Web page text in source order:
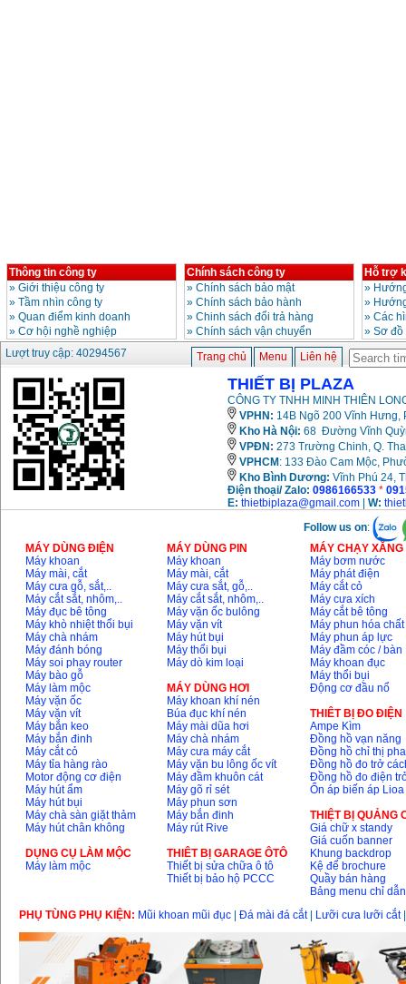
Máy cắt góc đa năng
Makita LS1019L
(1510W)
:14068000
Bộ máy khoan 100
13RE (650W)
Giá
Máy khoan Bosch
GSB 16RE (750W)
Giá:1850000
GX160 (5.5HP)
Giá: 7200000
Máy mài 100mm
Makita 9553B (710W)
Giá:1296000
Thông tin công ty
» Giới thiệu công ty
» Tầm nhìn công ty
» Quan điểm kinh doanh
» Cơ hội nghề nghiệp
Chính sách công ty
» Chính sách bảo mật
» Chính sách bảo hành
» Chinh sách đổi trả hàng
» Chính sách vận chuyển
Hỗ trợ
»
»
» Các
» Sơ
Lượt truy cập: 40294567
Trang chủ Menu Liên hệ
THIẾT BỊ PLAZA
CÔNG TY TNHH MINH THIÊN
VPHN: 14B Ngõ 200 Vĩnh Hưng,
Kho Hà Nội: 68 Đường Vĩnh
VPĐN: 273 Trường Chinh, Q.
VPHCM : 133 Đào Cam Mộc,
Kho Bình Dương: Vĩnh Phú 24,
Điện thoại/ Zalo: 0986166533 *
E: thietbiplaza@gmail.com W:
Follow us on:
MÁY DÙNG ĐIỆN
Máy khoan
Máy mài, cắt
Máy cưa gỗ, sắt,..
Máy cắt sắt, nhôm,..
Máy đục bê tông
Máy khò nhiệt thổi bụi
Máy chà nhám
Máy đánh bóng
Máy soi phay router
Máy bào gỗ
Máy làm mộc
Máy vặn ốc
Máy vặn vít
Máy bắn keo
Máy bắn đinh
Máy cắt cỏ
Máy tỉa hàng rào
Motor động cơ điện
Máy hút ẩm
Máy hút bụi
Máy chà sàn giặt thảm
Máy hút chân không
DỤNG CỤ LÀM MỘC
Máy làm mộc
MÁY DÙNG PIN
Máy khoan
Máy mài, cắt
Máy cưa sắt, gỗ,..
Máy cắt sắt, nhôm,..
Máy vặn ốc bulông
Máy vặn vít
Máy hút bụi
Máy thổi bụi
Máy dò kim loại
MÁY DÙNG HƠI
Máy khoan khí nén
Búa đục khí nén
Máy mài dũa hơi
Máy chà nhám
Máy cưa máy cắt
Máy vặn bu lông ốc vít
Máy đầm khuôn cát
Máy gõ rỉ sét
Máy phun sơn
Máy bắn đinh
Máy rút Rive
THIÊT BỊ GARAGE ÔTÔ
Thiết bị sửa chữa ô tô
Thiết bị bảo hộ PCCC
MÁY CHẠY
Máy bơm nước
Máy phát điện
Máy cắt cỏ
Máy cưa xích
Máy cắt bê tông
Máy phun hóa chất
Máy phun áp lực
Máy đầm cóc / bàn
Máy khoan đục
Máy thổi bụi
Động cơ đầu nổ
THIÊT BỊ ĐO ĐIỆN
Ampe Kìm
Đồng hồ vạn năng
Đồng hồ chỉ thị pha
Đồng hồ đo trở
Đồng hồ đo điện
Ổn áp biến áp Lioa
THIỆT BỊ QUẢNG
Giá chữ x standy
Giá cuốn banner
Khung backdrop
Kệ để brochure
Quầy bán hàng
Bảng menu chỉ dẫn
PHỤ TÙNG PHỤ KIỆN: Mũi khoan mũi đục Đá mài đá cắt| Lưỡi cưa lưỡi cắt